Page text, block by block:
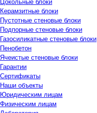
Керамзитные блоки
Пустотные стеновые блоки
Подпорные стеновые блоки
Газосиликатные стеновые блоки
Пенобетон
Ячеистые стеновые блоки
Гарантии
Сертификаты
Наши объекты
Юридическим лицам
Физическим лицам